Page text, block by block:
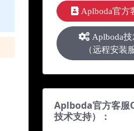
Aplboda官方
Aplboda
（远程安装
Aplboda官方客服
技术支持）：